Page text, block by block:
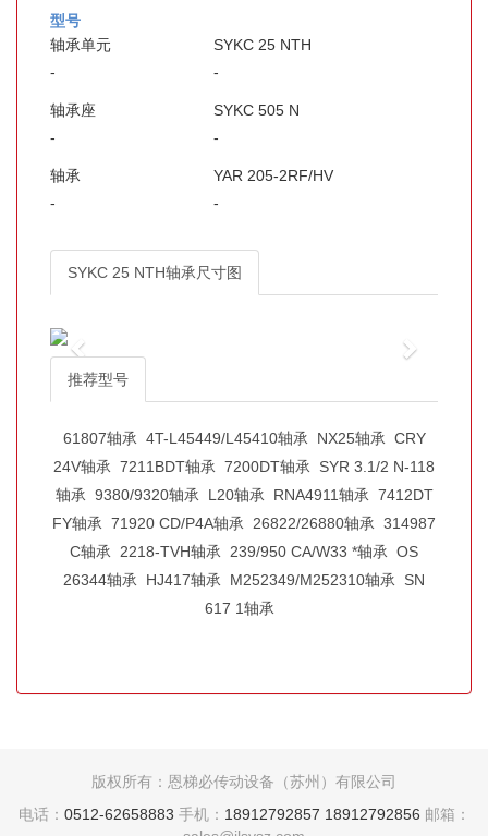
型号
轴承单元
SYKC 25 NTH
-
-
轴承座
SYKC 505 N
-
-
轴承
YAR 205-2RF/HV
-
-
SYKC 25 NTH轴承尺寸图
推荐型号
61807轴承 4T-L45449/L45410轴承 NX25轴承 CRY
24V轴承 7211BDT轴承 7200DT轴承 SYR 3.1/2 N-118
轴承 9380/9320轴承 L20轴承 RNA4911轴承 7412DT
FY轴承 71920 CD/P4A轴承 26822/26880轴承 314987
C轴承 2218-TVH轴承 239/950 CA/W33 *轴承 OS
26344轴承 HJ417轴承 M252349/M252310轴承 SN
617 1轴承
版权所有：恩梯必传动设备（苏州）有限公司
电话： 0512-62658883 手机： 18912792857 18912792856 邮箱：